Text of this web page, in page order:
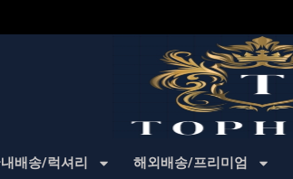
배송/럭셔리 해외배송/프리미엄